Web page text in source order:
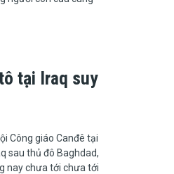
tại Iraq suy
Công giáo Canđê tại
sau thủ đô Baghdad,
nay chưa tới chưa tới